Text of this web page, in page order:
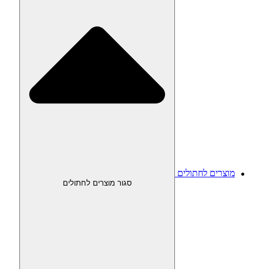
מוצרים לחתולים
סגור מוצרים לחתולים